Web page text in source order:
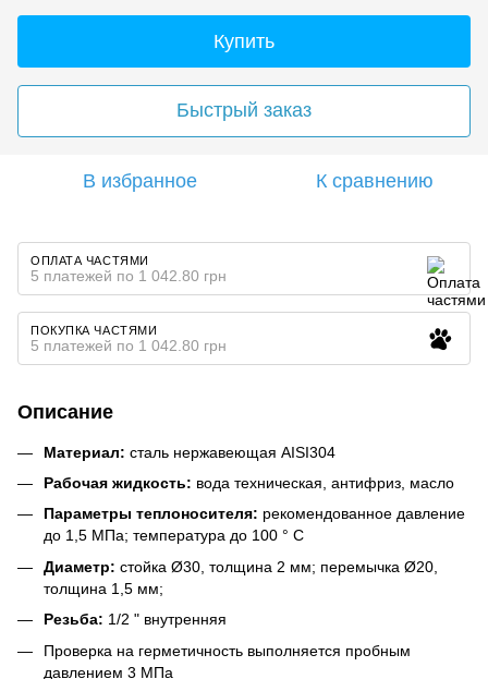
Купить
Быстрый заказ
В избранное К сравнению
ОПЛАТА ЧАСТЯМИ
5 платежей по 1 042.80 грн
ПОКУПКА ЧАСТЯМИ
5 платежей по 1 042.80 грн
Описание
Материал: сталь нержавеющая AISI304
Рабочая жидкость: вода техническая, антифриз, масло
Параметры теплоносителя: рекомендованное давление
до 1,5 МПа; температура до 100 ° С
Диаметр: стойка Ø30, толщина 2 мм; перемычка Ø20,
толщина 1,5 мм;
Резьба: 1/2 " внутренняя
Проверка на герметичность выполняется пробным
давлением 3 МПа